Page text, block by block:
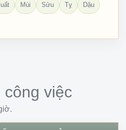
Mùi Sửu Tỵ Dậu
công việc